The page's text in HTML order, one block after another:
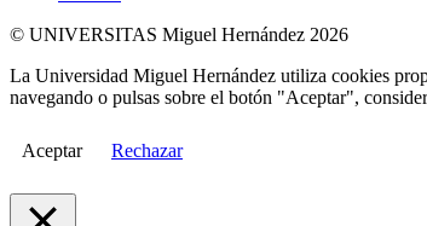
© UNIVERSITAS Miguel Hernández 2026
La Universidad Miguel Hernández utiliza cookies
navegando o pulsas sobre el botón "Aceptar",
Aceptar Rechazar